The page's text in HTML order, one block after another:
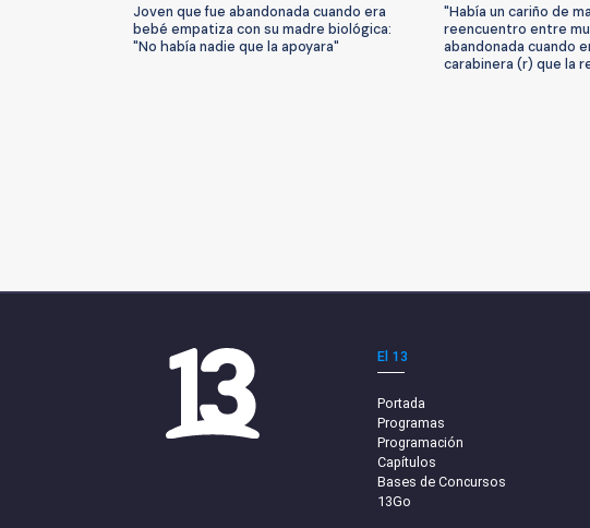
Joven que fue abandonada cuando era
bebé empatiza con su madre biológica:
"No había nadie que la apoyara"
"Había un cariño de
reencuentro entre
abandonada cuando
carabinera (r) que la
El 13
Portada
Programas
Programación
Capítulos
Bases de Concursos
13Go